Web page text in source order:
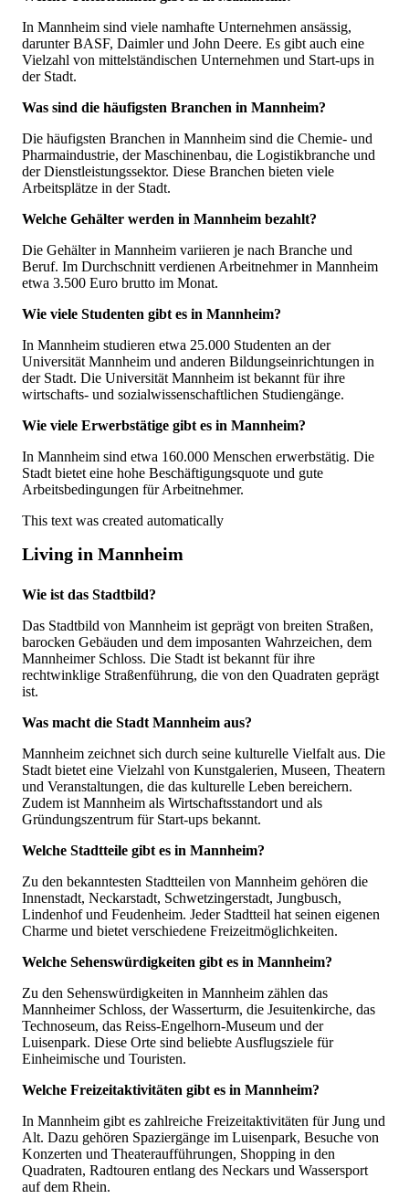
In Mannheim sind viele namhafte Unternehmen ansässig,
darunter BASF, Daimler und John Deere. Es gibt auch eine
Vielzahl von mittelständischen Unternehmen und Start-ups in
der Stadt.
Was sind die häufigsten Branchen in Mannheim?
Die häufigsten Branchen in Mannheim sind die Chemie- und
Pharmaindustrie, der Maschinenbau, die Logistikbranche und
der Dienstleistungssektor. Diese Branchen bieten viele
Arbeitsplätze in der Stadt.
Welche Gehälter werden in Mannheim bezahlt?
Die Gehälter in Mannheim variieren je nach Branche und
Beruf. Im Durchschnitt verdienen Arbeitnehmer in Mannheim
etwa 3.500 Euro brutto im Monat.
Wie viele Studenten gibt es in Mannheim?
In Mannheim studieren etwa 25.000 Studenten an der
Universität Mannheim und anderen Bildungseinrichtungen in
der Stadt. Die Universität Mannheim ist bekannt für ihre
wirtschafts- und sozialwissenschaftlichen Studiengänge.
Wie viele Erwerbstätige gibt es in Mannheim?
In Mannheim sind etwa 160.000 Menschen erwerbstätig. Die
Stadt bietet eine hohe Beschäftigungsquote und gute
Arbeitsbedingungen für Arbeitnehmer.
This text was created automatically
Living in Mannheim
Wie ist das Stadtbild?
Das Stadtbild von Mannheim ist geprägt von breiten Straßen,
barocken Gebäuden und dem imposanten Wahrzeichen, dem
Mannheimer Schloss. Die Stadt ist bekannt für ihre
rechtwinklige Straßenführung, die von den Quadraten geprägt
ist.
Was macht die Stadt Mannheim aus?
Mannheim zeichnet sich durch seine kulturelle Vielfalt aus. Die
Stadt bietet eine Vielzahl von Kunstgalerien, Museen, Theatern
und Veranstaltungen, die das kulturelle Leben bereichern.
Zudem ist Mannheim als Wirtschaftsstandort und als
Gründungszentrum für Start-ups bekannt.
Welche Stadtteile gibt es in Mannheim?
Zu den bekanntesten Stadtteilen von Mannheim gehören die
Innenstadt, Neckarstadt, Schwetzingerstadt, Jungbusch,
Lindenhof und Feudenheim. Jeder Stadtteil hat seinen eigenen
Charme und bietet verschiedene Freizeitmöglichkeiten.
Welche Sehenswürdigkeiten gibt es in Mannheim?
Zu den Sehenswürdigkeiten in Mannheim zählen das
Mannheimer Schloss, der Wasserturm, die Jesuitenkirche, das
Technoseum, das Reiss-Engelhorn-Museum und der
Luisenpark. Diese Orte sind beliebte Ausflugsziele für
Einheimische und Touristen.
Welche Freizeitaktivitäten gibt es in Mannheim?
In Mannheim gibt es zahlreiche Freizeitaktivitäten für Jung und
Alt. Dazu gehören Spaziergänge im Luisenpark, Besuche von
Konzerten und Theateraufführungen, Shopping in den
Quadraten, Radtouren entlang des Neckars und Wassersport
auf dem Rhein.